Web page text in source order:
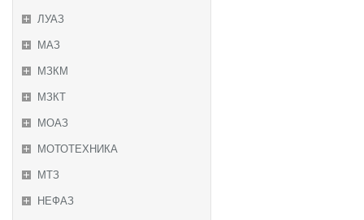
ЛУАЗ
МАЗ
МЗКМ
МЗКТ
МОАЗ
МОТОТЕХНИКА
МТЗ
НЕФАЗ